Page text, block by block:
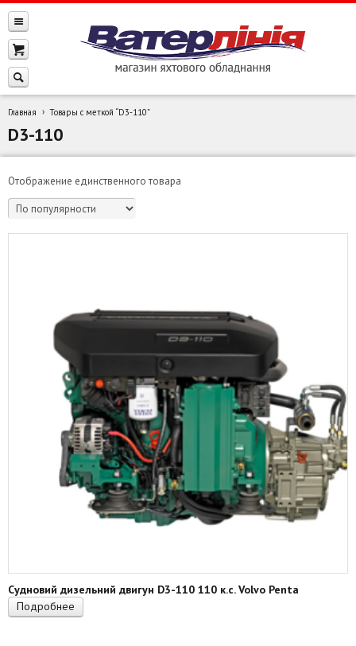
Главная Товары с меткой “D3-110”
D3-110
Отображение единственного товара
Судновий дизельний двигун D3-110 110 к.с. Volvo Penta
Подробнее